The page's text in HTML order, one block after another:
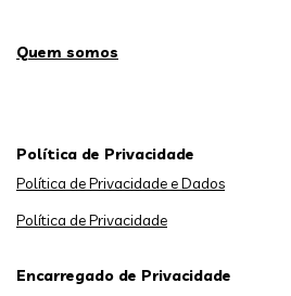
Quem somos
Política de Privacidade
Política de Privacidade e Dados
Política de Privacidade
Encarregado de Privacidade